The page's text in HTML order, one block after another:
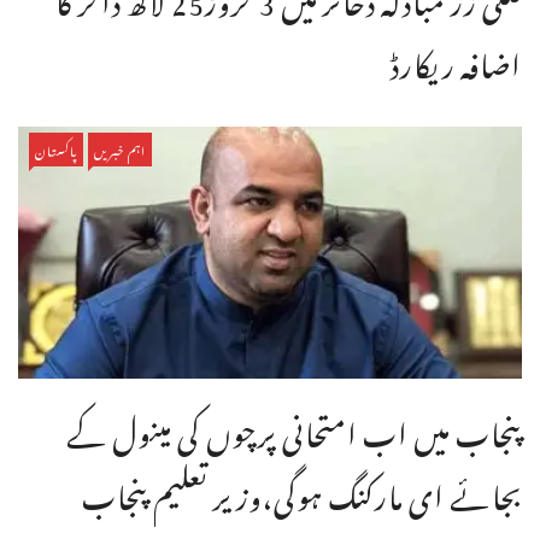
اضافہ ریکارڈ
اہم خبریں پاکستان
پنجاب میں اب امتحانی پرچوں کی مینول کے
بجائے ای مارکنگ ہوگی،وزیر تعلیم پنجاب